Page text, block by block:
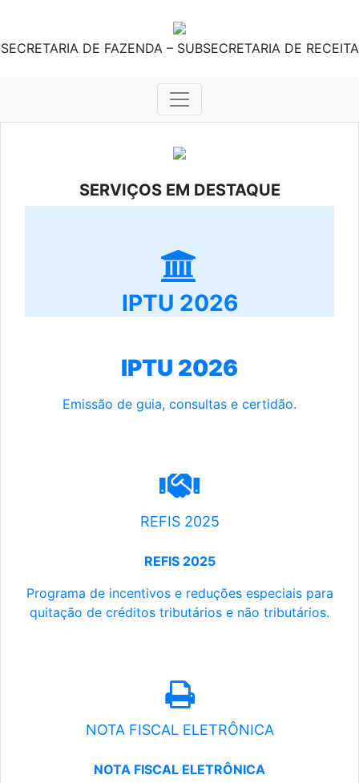
SECRETARIA DE FAZENDA – SUBSECRETARIA DE RECEITA
SERVIÇOS EM DESTAQUE
IPTU 2026
IPTU 2026
Emissão de guia, consultas e certidão.
REFIS 2025
REFIS 2025
Programa de incentivos e reduções especiais para
quitação de créditos tributários e não tributários.
NOTA FISCAL ELETRÔNICA
NOTA FISCAL ELETRÔNICA